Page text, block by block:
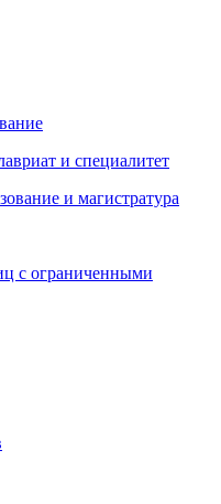
и специалитет
и магистратура
с ограниченными